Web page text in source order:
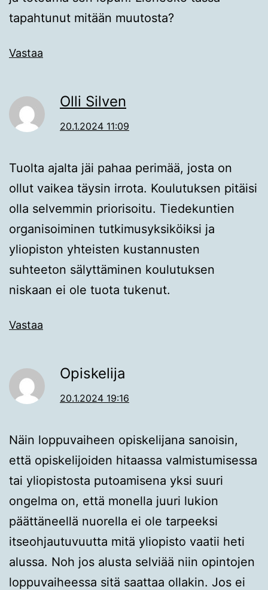
tapahtunut mitään muutosta?
Vastaa
Olli Silven
20.1.2024 11:09
Tuolta ajalta jäi pahaa perimää, josta on
ollut vaikea täysin irrota. Koulutuksen pitäisi
olla selvemmin priorisoitu. Tiedekuntien
organisoiminen tutkimusyksiköiksi ja
yliopiston yhteisten kustannusten
suhteeton sälyttäminen koulutuksen
niskaan ei ole tuota tukenut.
Vastaa
Opiskelija
20.1.2024 19:16
Näin loppuvaiheen opiskelijana sanoisin,
että opiskelijoiden hitaassa valmistumisessa
tai yliopistosta putoamisena yksi suuri
ongelma on, että monella juuri lukion
päättäneellä nuorella ei ole tarpeeksi
itseohjautuvuutta mitä yliopisto vaatii heti
alussa. Noh jos alusta selviää niin opintojen
loppuvaiheessa sitä saattaa ollakin. Jos ei